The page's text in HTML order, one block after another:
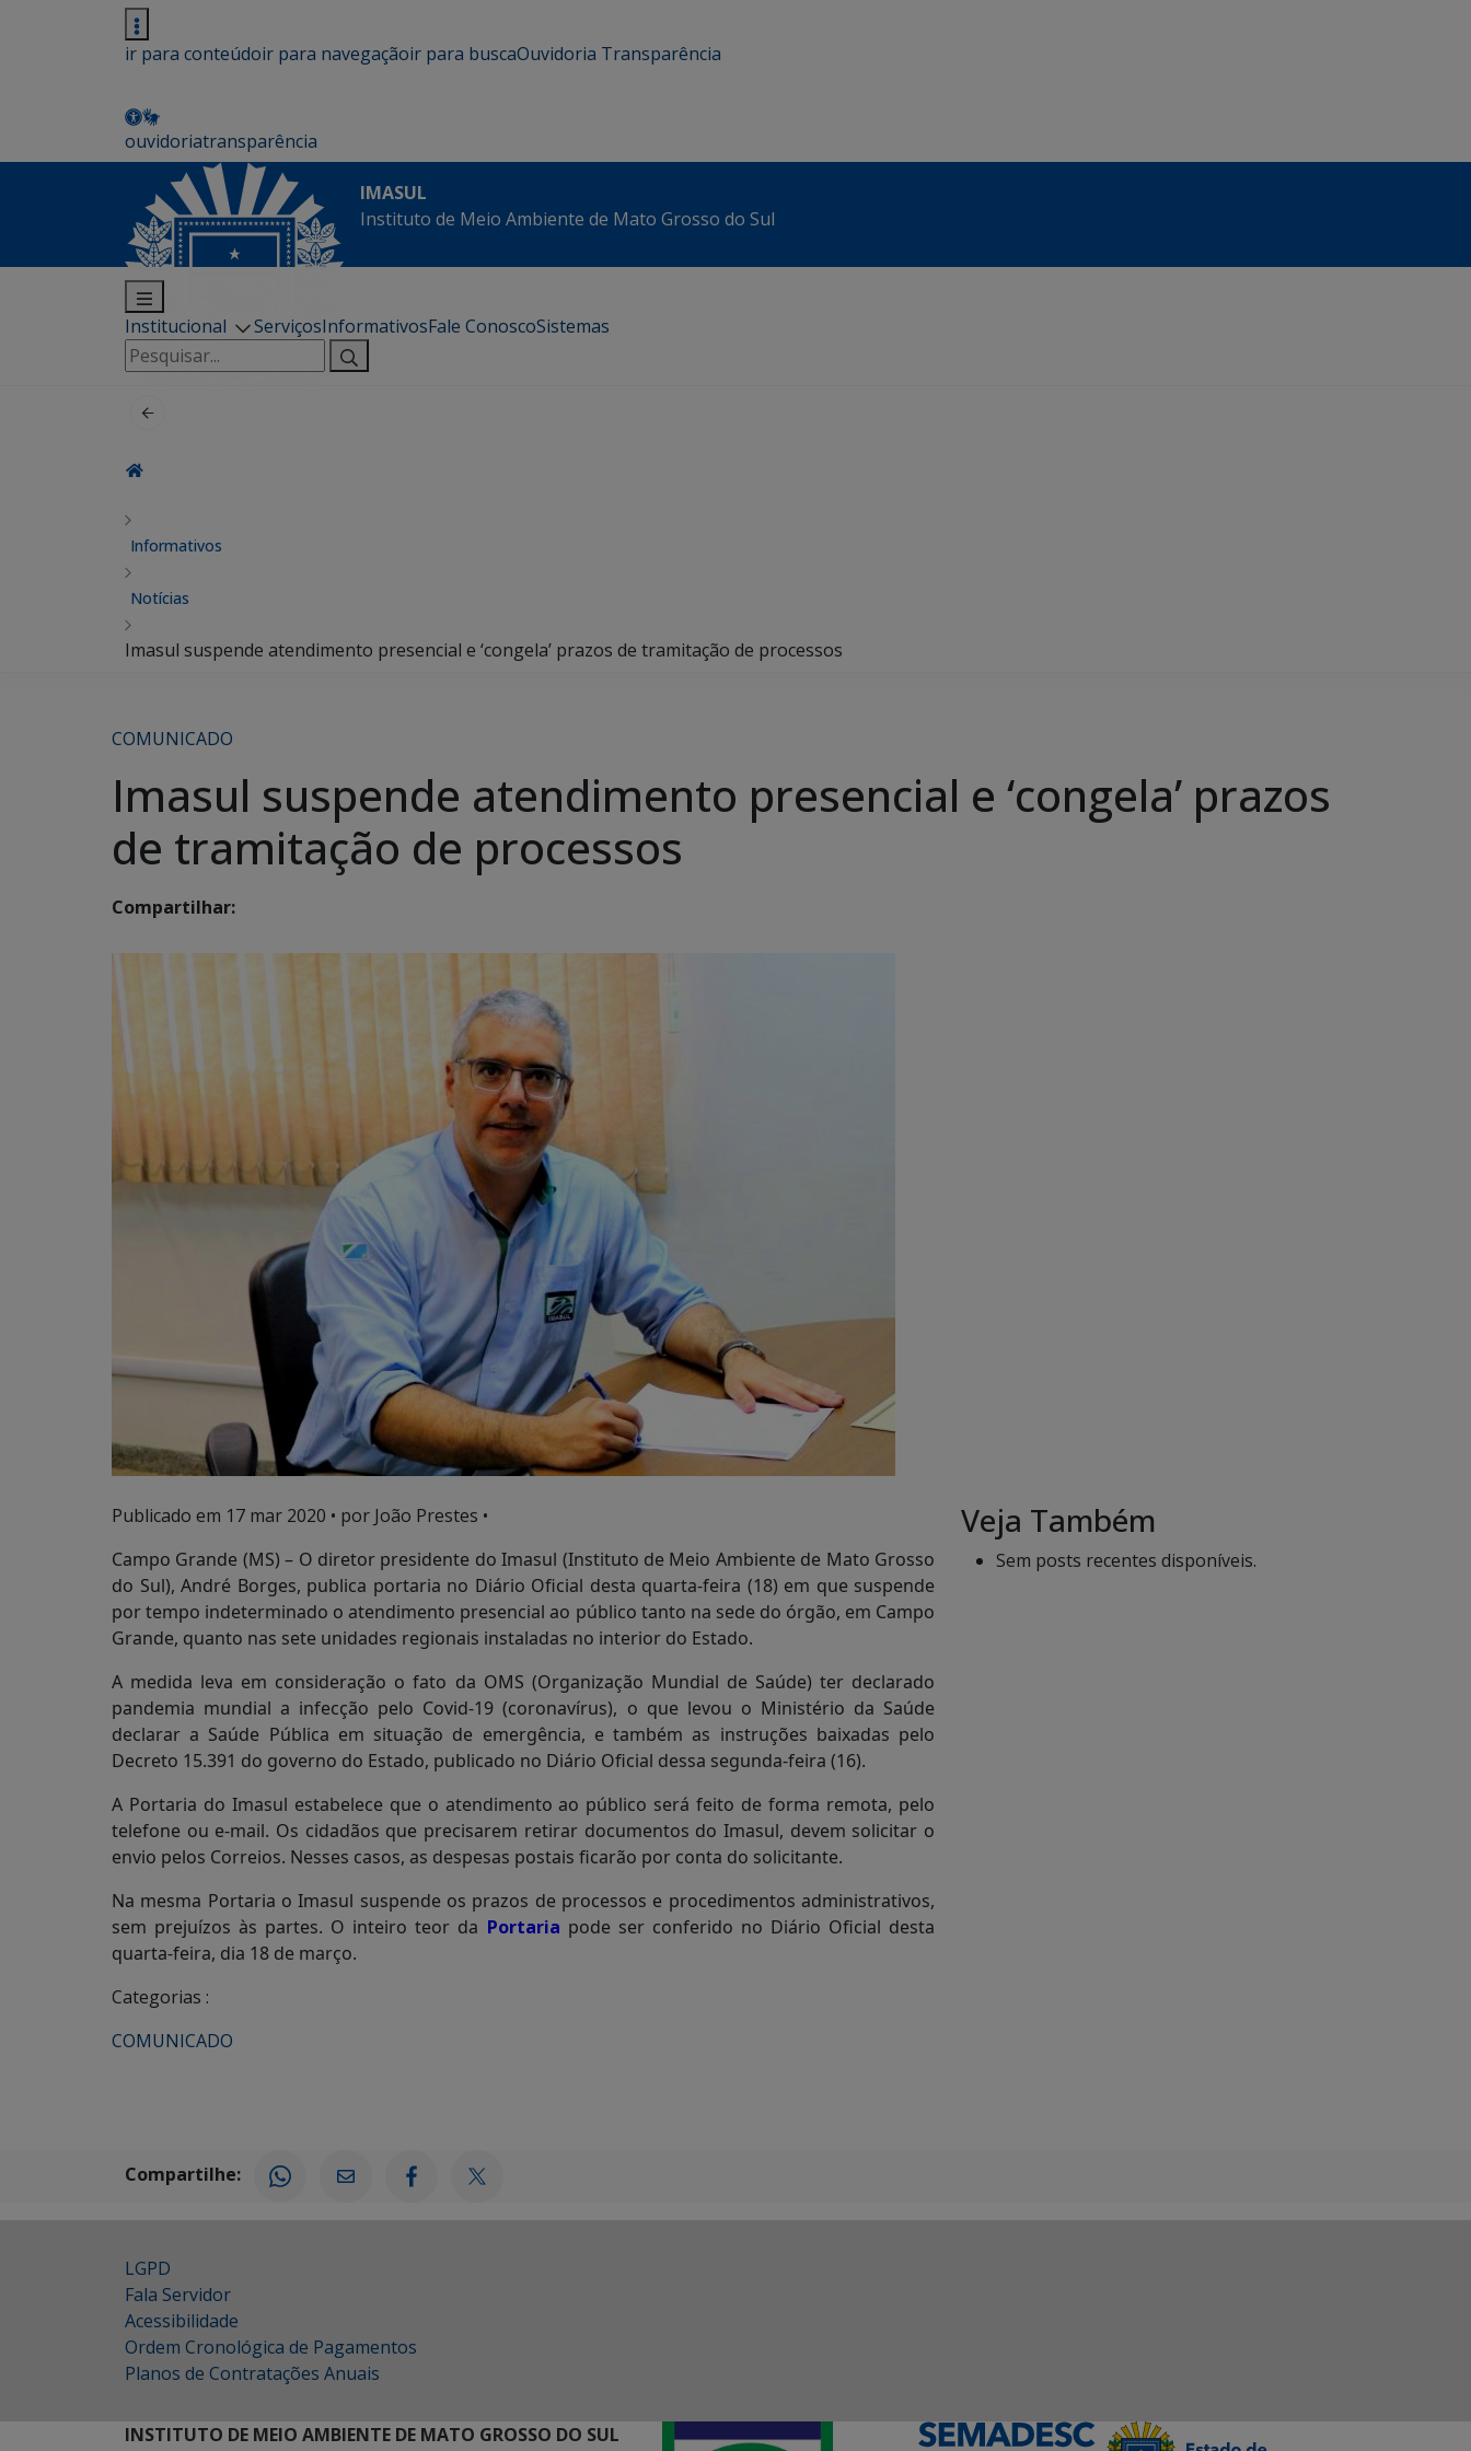
ir para conteúdoir para navegaçãoir para buscaOuvidoria Transparência
ouvidoriatransparência
IMASUL
Instituto de Meio Ambiente de Mato Grosso do Sul
Institucional ServiçosInformativosFale ConoscoSistemas
Pesquisar
por:
Informativos
Notícias
Imasul suspende atendimento presencial e ‘congela’ prazos de tramitação de processos
COMUNICADO
Imasul suspende atendimento presencial e ‘congela’ prazos
de tramitação de processos
Compartilhar:
Publicado em 17 mar 2020 • por João Prestes •
Campo Grande (MS) – O diretor presidente do Imasul (Instituto de Meio Ambiente de Mato Grosso
do Sul), André Borges, publica portaria no Diário Oficial desta quarta-feira (18) em que suspende
por tempo indeterminado o atendimento presencial ao público tanto na sede do órgão, em Campo
Grande, quanto nas sete unidades regionais instaladas no interior do Estado.
A medida leva em consideração o fato da OMS (Organização Mundial de Saúde) ter declarado
pandemia mundial a infecção pelo Covid-19 (coronavírus), o que levou o Ministério da Saúde
declarar a Saúde Pública em situação de emergência, e também as instruções baixadas pelo
Decreto 15.391 do governo do Estado, publicado no Diário Oficial dessa segunda-feira (16).
A Portaria do Imasul estabelece que o atendimento ao público será feito de forma remota, pelo
telefone ou e-mail. Os cidadãos que precisarem retirar documentos do Imasul, devem solicitar o
envio pelos Correios. Nesses casos, as despesas postais ficarão por conta do solicitante.
Na mesma Portaria o Imasul suspende os prazos de processos e procedimentos administrativos,
sem prejuízos às partes. O inteiro teor da Portaria pode ser conferido no Diário Oficial desta
quarta-feira, dia 18 de março.
Categorias :
COMUNICADO
Veja Também
Sem posts recentes disponíveis.
Compartilhe:
LGPD
Fala Servidor
Acessibilidade
Ordem Cronológica de Pagamentos
Planos de Contratações Anuais
INSTITUTO DE MEIO AMBIENTE DE MATO GROSSO DO SUL